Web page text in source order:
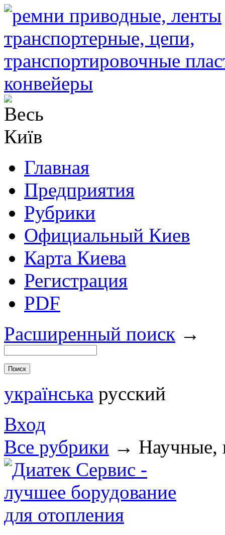
Главная
Предприятия
Рубрики
Официальный Киев
Карта Киева
Регистрация
PDF
Расширенный поиск →
українська русский
Вход
Все рубрики → Научные,